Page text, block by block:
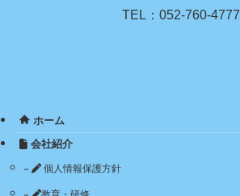
TEL：052-760-4777
ホーム
会社紹介
個人情報保護方針